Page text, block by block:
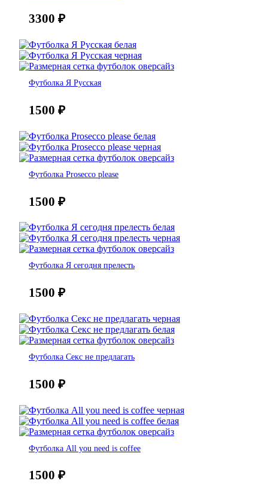
3300 ₽
Футболка Я Русская
1500 ₽
Футболка Prosecco please
1500 ₽
Футболка Я сегодня прелесть
1500 ₽
Футболка Секс не предлагать
1500 ₽
Футболка All you need is coffee
1500 ₽